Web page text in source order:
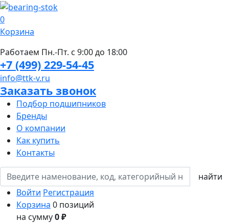
0
Корзина
Работаем Пн.-Пт. с 9:00 до 18:00
+7 (499) 229-54-45
info@ttk-v.ru
Заказать звонок
Подбор подшипников
Бренды
О компании
Как купить
Контакты
Войти Регистрация
Корзина 0 позиций
на сумму0 ₽